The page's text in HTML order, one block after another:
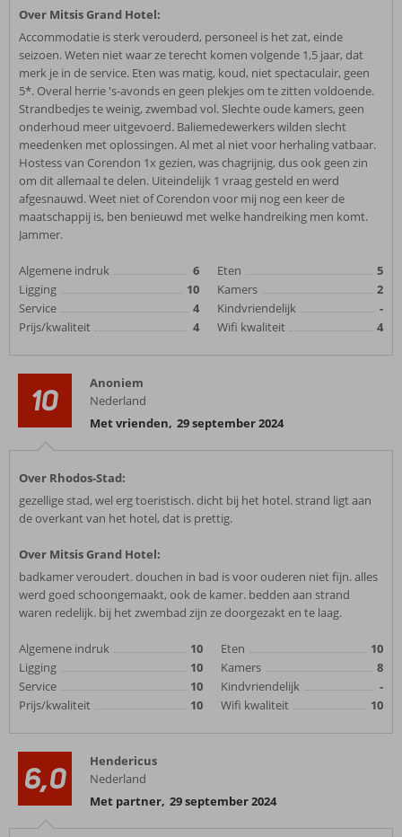
Over Mitsis Grand Hotel:
Accommodatie is sterk verouderd, personeel is het zat, einde
seizoen. Weten niet waar ze terecht komen volgende 1,5 jaar, dat
merk je in de service. Eten was matig, koud, niet spectaculair, geen
5*. Overal herrie 's-avonds en geen plekjes om te zitten voldoende.
Strandbedjes te weinig, zwembad vol. Slechte oude kamers, geen
onderhoud meer uitgevoerd. Baliemedewerkers wilden slecht
meedenken met oplossingen. Al met al niet voor herhaling vatbaar.
Hostess van Corendon 1x gezien, was chagrijnig, dus ook geen zin
om dit allemaal te delen. Uiteindelijk 1 vraag gesteld en werd
afgesnauwd. Weet niet of Corendon voor mij nog een keer de
maatschappij is, ben benieuwd met welke handreiking men komt.
Jammer.
Algemene indruk
6
Ligging
10
Service
4
Prijs/kwaliteit
4
Eten
5
Kamers
2
Kindvriendelijk
-
Wifi kwaliteit
4
10
Anoniem
Nederland
Met vrienden, 29 september 2024
Over Rhodos-Stad:
gezellige stad, wel erg toeristisch. dicht bij het hotel. strand ligt aan
de overkant van het hotel, dat is prettig.
Over Mitsis Grand Hotel:
badkamer veroudert. douchen in bad is voor ouderen niet fijn. alles
werd goed schoongemaakt, ook de kamer. bedden aan strand
waren redelijk. bij het zwembad zijn ze doorgezakt en te laag.
Algemene indruk
10
Ligging
10
Service
10
Prijs/kwaliteit
10
Eten
10
Kamers
8
Kindvriendelijk
-
Wifi kwaliteit
10
6,0
Hendericus
Nederland
Met partner, 29 september 2024